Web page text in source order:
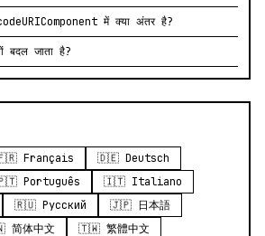
में क्या अंतर है?
बदल जाता है?
Français
🇩🇪 Deutsch
Português
🇮🇹 Italiano
🇷🇺 Русский
🇯🇵 日本語
体中文 🇹🇼 繁體中文